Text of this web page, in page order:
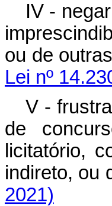
IV -
ou de
Lei nº
V -
de
licitatório,
indireto,
2021)